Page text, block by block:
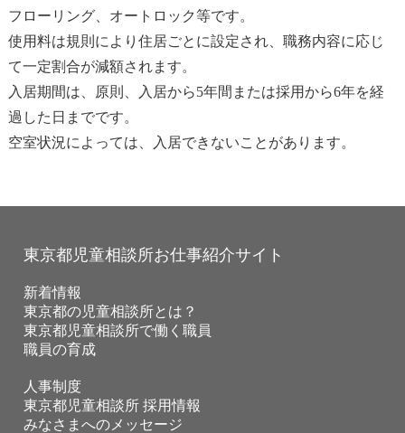
フローリング、オートロック等です。
使用料は規則により住居ごとに設定され、職務内容に応じ
て一定割合が減額されます。
入居期間は、原則、入居から5年間または採用から6年を経
過した日までです。
空室状況によっては、入居できないことがあります。
東京都児童相談所お仕事紹介サイト
新着情報
東京都の児童相談所とは？
東京都児童相談所で働く職員
職員の育成
人事制度
東京都児童相談所 採用情報
みなさまへのメッセージ